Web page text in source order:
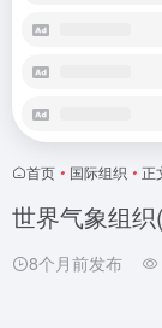
首页 • 国际组织 • 正
世界气象组
8个月前发布